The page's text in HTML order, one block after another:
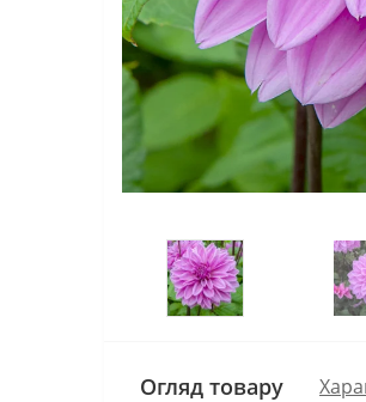
Огляд товару